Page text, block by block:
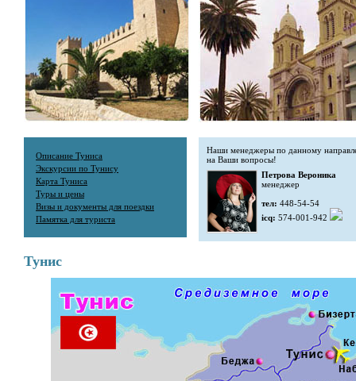
Описание Туниса
Экскурсии по Тунису
Карта Туниса
Туры и цены
Визы и документы для поездки
Памятка для туриста
Наши менеджеры по данному
на Ваши вопросы!
Петрова Вероника
менеджер
тел: 448-54-54
icq: 574-001-942
Тунис